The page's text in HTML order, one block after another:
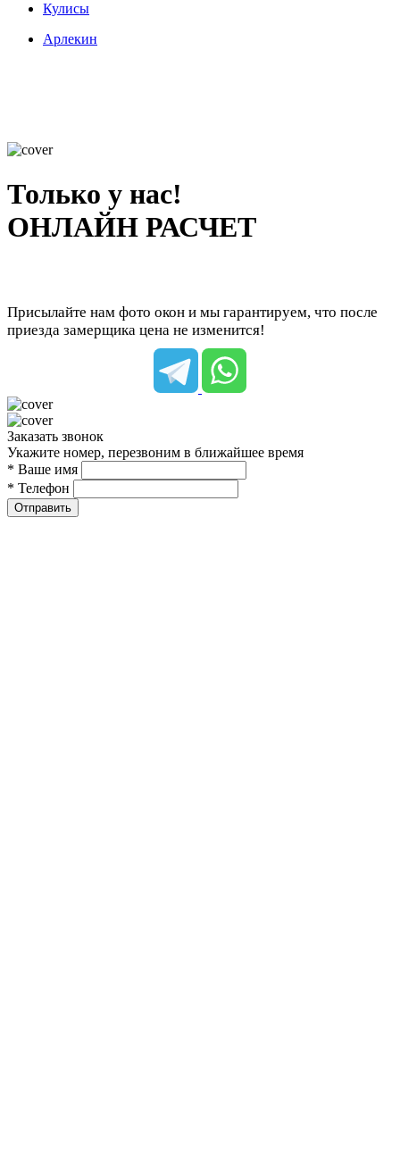
Кулисы
Арлекин
Только у нас!
ОНЛАЙН РАСЧЕТ
Присылайте нам фото окон и мы гарантируем, что после
приезда замерщика цена не изменится!
Заказать звонок
Укажите номер, перезвоним в ближайшее время
* Ваше имя
* Телефон
Отправить